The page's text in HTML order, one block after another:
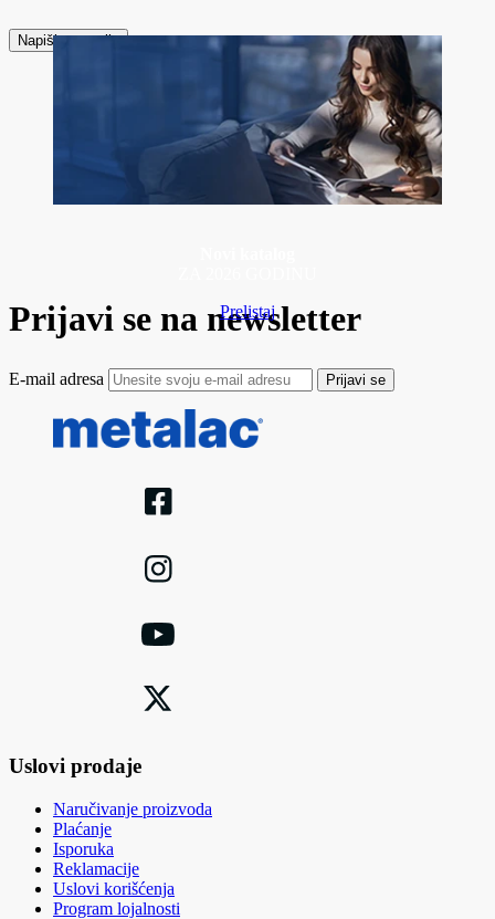
Napiši recenziju
Prelistaj
Prijavi se na newsletter
E-mail adresa Prijavi se
Uslovi prodaje
Naručivanje proizvoda
Plaćanje
Isporuka
Reklamacije
Uslovi korišćenja
Program lojalnosti